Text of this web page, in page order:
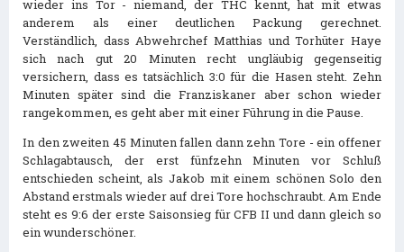
wieder ins Tor - niemand, der THC kennt, hat mit etwas
anderem als einer deutlichen Packung gerechnet.
Verständlich, dass Abwehrchef Matthias und Torhüter Haye
sich nach gut 20 Minuten recht ungläubig gegenseitig
versichern, dass es tatsächlich 3:0 für die Hasen steht. Zehn
Minuten später sind die Franziskaner aber schon wieder
rangekommen, es geht aber mit einer Führung in die Pause.
In den zweiten 45 Minuten fallen dann zehn Tore - ein offener
Schlagabtausch, der erst fünfzehn Minuten vor Schluß
entschieden scheint, als Jakob mit einem schönen Solo den
Abstand erstmals wieder auf drei Tore hochschraubt. Am Ende
steht es 9:6 der erste Saisonsieg für CFB II und dann gleich so
ein wunderschöner.